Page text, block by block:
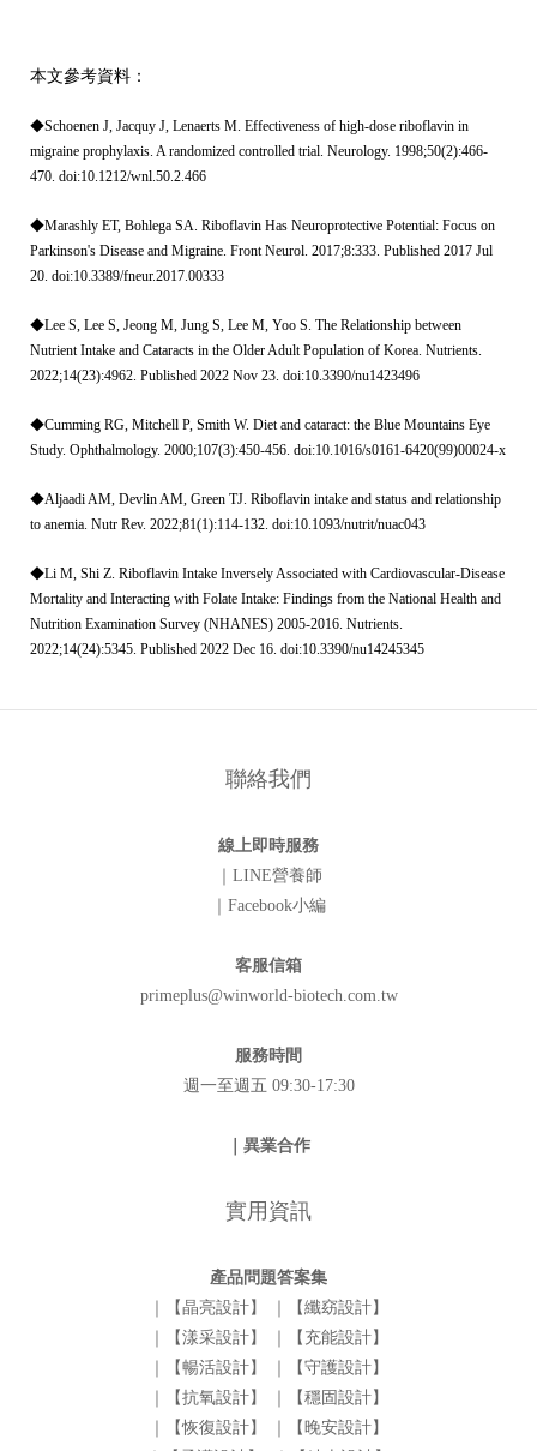
本文參考資料：
◆Schoenen J, Jacquy J, Lenaerts M. Effectiveness of high-dose riboflavin in
migraine prophylaxis. A randomized controlled trial. Neurology. 1998;50(2):466-
470. doi:10.1212/wnl.50.2.466
◆Marashly ET, Bohlega SA. Riboflavin Has Neuroprotective Potential: Focus on
Parkinson's Disease and Migraine. Front Neurol. 2017;8:333. Published 2017 Jul
20. doi:10.3389/fneur.2017.00333
◆Lee S, Lee S, Jeong M, Jung S, Lee M, Yoo S. The Relationship between
Nutrient Intake and Cataracts in the Older Adult Population of Korea. Nutrients.
2022;14(23):4962. Published 2022 Nov 23. doi:10.3390/nu1423496
◆Cumming RG, Mitchell P, Smith W. Diet and cataract: the Blue Mountains Eye
Study. Ophthalmology. 2000;107(3):450-456. doi:10.1016/s0161-6420(99)00024-x
◆Aljaadi AM, Devlin AM, Green TJ. Riboflavin intake and status and relationship
to anemia. Nutr Rev. 2022;81(1):114-132. doi:10.1093/nutrit/nuac043
◆Li M, Shi Z. Riboflavin Intake Inversely Associated with Cardiovascular-Disease
Mortality and Interacting with Folate Intake: Findings from the National Health and
Nutrition Examination Survey (NHANES) 2005-2016. Nutrients.
2022;14(24):5345. Published 2022 Dec 16. doi:10.3390/nu14245345
聯絡我們
線上即時服務
｜LINE營養師
｜Facebook小編
客服信箱
primeplus@winworld-biotech.com.tw
服務時間
週一至週五 09:30-17:30
｜異業合作
實用資訊
產品問題答案集
｜【晶亮設計】
｜【纖窈設計】
｜【漾采設計】
｜【充能設計】
｜【暢活設計】
｜【守護設計】
｜【抗氧設計】
｜【穩固設計】
｜【恢復設計】
｜【晚安設計】